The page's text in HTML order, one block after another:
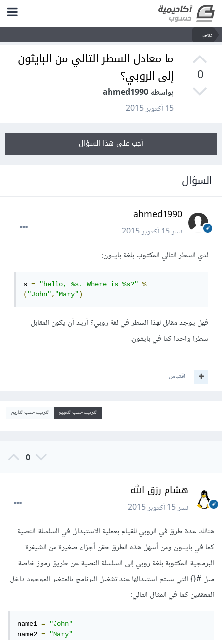
روبي
0
ما معادل السطر التالي من البايثون
إلى الروبي؟
بواسطة ahmed1990
15 أكتوبر 2015
أجب على هذا السؤال
السؤال
ahmed1990
نشر15 أكتوبر 2015
لدي السطر التالي المكتوب بلغة بايثون:
s = "hello, %s. Where is %s?"
%
("John","Mary")
فهل يوجد مقابل لهذا السطر في لغة روبي؟ أريد أن يكون المقابل
سطرا واحدا كما في بايثون.
اقتباس
الترتيب حسب التقييم الترتيب حسب التاريخ
0
هشام رزق الله
نشر15 أكتوبر 2015
هنالك عدة طرق في الروبي للقيام بعملية الاستبدال في السلسلة النصية
كما في بايثون ومن أسهل هذه الطرق حقن أجزاء صغيرة من الشيفرة
البرمجية المكتوبة بلغة روبي إلى السلسلة النصية عن طريق رموز خاصة
مثل #{} التي سيتم استبدالها عند تشغيل البرنامج بالمتغير الموجود داخل
المعقفين كما في المثال التالي:
name1 =
"John"
name2 =
"Mary"